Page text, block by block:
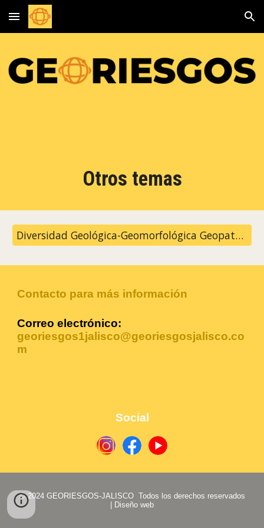
Skip to main content Skip to navigation
Otros temas
Diversidad Geológica-Geomorfológica Geopatrimonio
Contacto para más información
Correo electrónico:
georiesgos1jalisco@georiesgosjalisco.co
m
Social
© 2024 GEORIESGOS-JALISCO Todos los derechos reservados
Diseño web